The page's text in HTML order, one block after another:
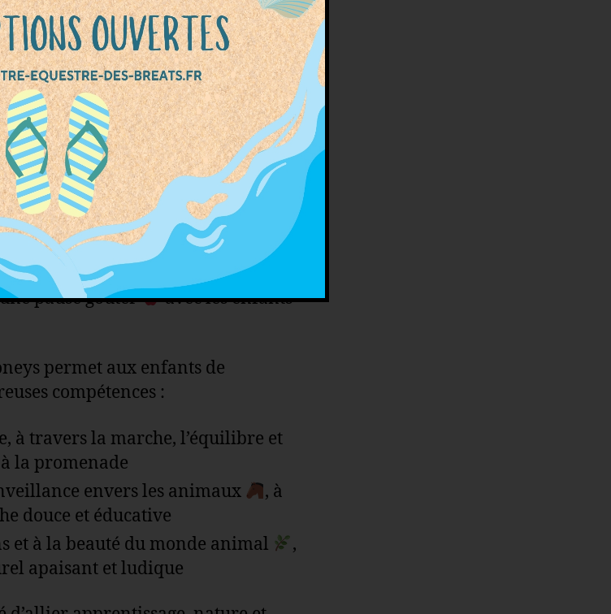
ouvre ses portes pour des moments
et de partage en pleine nature !
à poney spécialement
dans un cadre sécurisé et
est équipé d’une bombe
sa sécurité tout au long de
également à votre disposition,
pause goûter
avec les enfants
permet aux enfants de
compétences :
à travers la marche, l’équilibre et
la promenade
envers les animaux
, à
douce et éducative
et à la beauté du monde animal
,
apaisant et ludique